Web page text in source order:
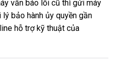
vẫn báo lỗi cũ thì gửi máy
bảo hành ủy quyền gần
hỗ trợ kỹ thuật của